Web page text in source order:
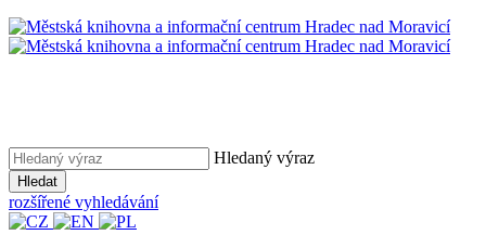
Hledaný výraz
Hledat
rozšířené vyhledávání